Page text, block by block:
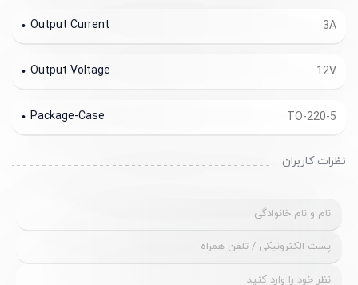
3A
Output Current
12V
Output Voltage
TO-220-5
Package-Case
نظرات کاربران